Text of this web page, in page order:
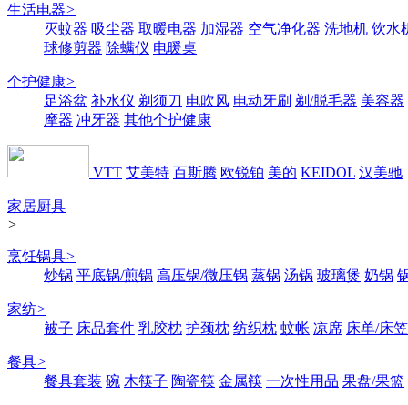
生活电器>
灭蚊器 吸尘器 取暖电器 加湿器 空气净化器 洗地机 饮水
球修剪器 除螨仪 电暖桌
个护健康>
足浴盆 补水仪 剃须刀 电吹风 电动牙刷 剃/脱毛器 美容器
摩器 冲牙器 其他个护健康
VTT 艾美特 百斯腾 欧锐铂 美的 KEIDOL 汉美驰
家居厨具
>
烹饪锅具>
炒锅 平底锅/煎锅 高压锅/微压锅 蒸锅 汤锅 玻璃煲 奶锅
家纺>
被子 床品套件 乳胶枕 护颈枕 纺织枕 蚊帐 凉席 床单/床笠
餐具>
餐具套装 碗 木筷子 陶瓷筷 金属筷 一次性用品 果盘/果篮